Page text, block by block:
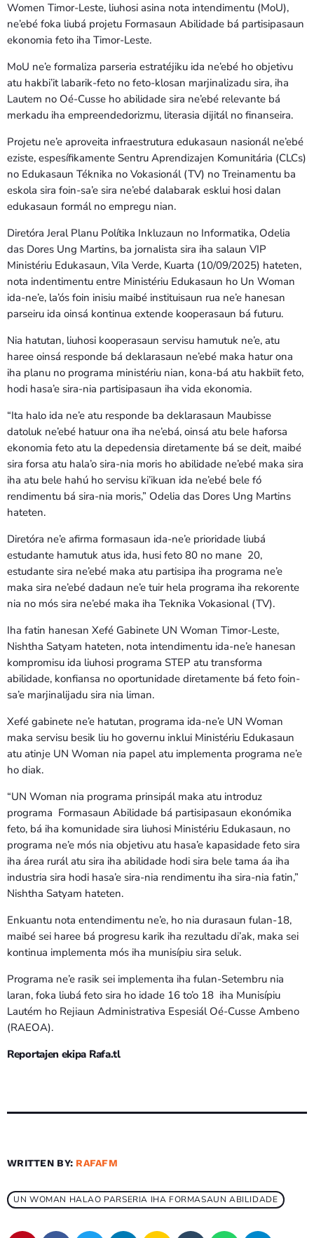
Women Timor-Leste, liuhosi asina nota intendimentu (MoU),
ne’ebé foka liubá projetu Formasaun Abilidade bá partisipasaun
ekonomia feto iha Timor-Leste.
MoU ne’e formaliza parseria estratéjiku ida ne’ebé ho objetivu
atu hakbi’it labarik-feto no feto-klosan marjinalizadu sira, iha
Lautem no Oé-Cusse ho abilidade sira ne’ebé relevante bá
merkadu iha empreendedorizmu, literasia dijitál no finanseira.
Projetu ne’e aproveita infraestrutura edukasaun nasionál ne’ebé
eziste, espesífikamente Sentru Aprendizajen Komunitária (CLCs)
no Edukasaun Téknika no Vokasionál (TV) no Treinamentu ba
eskola sira foin-sa’e sira ne’ebé dalabarak esklui hosi dalan
edukasaun formál no empregu nian.
Diretóra Jeral Planu Polítika Inkluzaun no Informatika, Odelia
das Dores Ung Martins, ba jornalista sira iha salaun VIP
Ministériu Edukasaun, Vila Verde, Kuarta (10/09/2025) hateten,
nota indentimentu entre Ministériu Edukasaun ho Un Woman
ida-ne’e, la’ós foin inisiu maibé instituisaun rua ne’e hanesan
parseiru ida oinsá kontinua extende kooperasaun bá futuru.
Nia hatutan, liuhosi kooperasaun servisu hamutuk ne’e, atu
haree oinsá responde bá deklarasaun ne’ebé maka hatur ona
iha planu no programa ministériu nian, kona-bá atu hakbiit feto,
hodi hasa’e sira-nia partisipasaun iha vida ekonomia.
“Ita halo ida ne’e atu responde ba deklarasaun Maubisse
datoluk ne’ebé hatuur ona iha ne’ebá, oinsá atu bele haforsa
ekonomia feto atu la depedensia diretamente bá se deit, maibé
sira forsa atu hala’o sira-nia moris ho abilidade ne’ebé maka sira
iha atu bele hahú ho servisu ki’ikuan ida ne’ebé bele fó
rendimentu bá sira-nia moris,” Odelia das Dores Ung Martins
hateten.
Diretóra ne’e afirma formasaun ida-ne’e prioridade liubá
estudante hamutuk atus ida, husi feto 80 no mane 20,
estudante sira ne’ebé maka atu partisipa iha programa ne’e
maka sira ne’ebé dadaun ne’e tuir hela programa iha rekorente
nia no mós sira ne’ebé maka iha Teknika Vokasional (TV).
Iha fatin hanesan Xefé Gabinete UN Woman Timor-Leste,
Nishtha Satyam hateten, nota intendimentu ida-ne’e hanesan
kompromisu ida liuhosi programa STEP atu transforma
abilidade, konfiansa no oportunidade diretamente bá feto foin-
sa’e marjinalijadu sira nia liman.
Xefé gabinete ne’e hatutan, programa ida-ne’e UN Woman
maka servisu besik liu ho governu inklui Ministériu Edukasaun
atu atinje UN Woman nia papel atu implementa programa ne’e
ho diak.
“UN Woman nia programa prinsipál maka atu introduz
programa Formasaun Abilidade bá partisipasaun ekonómika
feto, bá iha komunidade sira liuhosi Ministériu Edukasaun, no
programa ne’e mós nia objetivu atu hasa’e kapasidade feto sira
iha área rurál atu sira iha abilidade hodi sira bele tama áa iha
industria sira hodi hasa’e sira-nia rendimentu iha sira-nia fatin,”
Nishtha Satyam hateten.
Enkuantu nota entendimentu ne’e, ho nia durasaun fulan-18,
maibé sei haree bá progresu karik iha rezultadu di’ak, maka sei
kontinua implementa mós iha munisípiu sira seluk.
Programa ne’e rasik sei implementa iha fulan-Setembru nia
laran, foka liubá feto sira ho idade 16 to’o 18 iha Munisípiu
Lautém ho Rejiaun Administrativa Espesiál Oé-Cusse Ambeno
(RAEOA).
Reportajen ekipa Rafa.tl
WRITTEN BY: RAFAFM
UN WOMAN HALAO PARSERIA IHA FORMASAUN ABILIDADE